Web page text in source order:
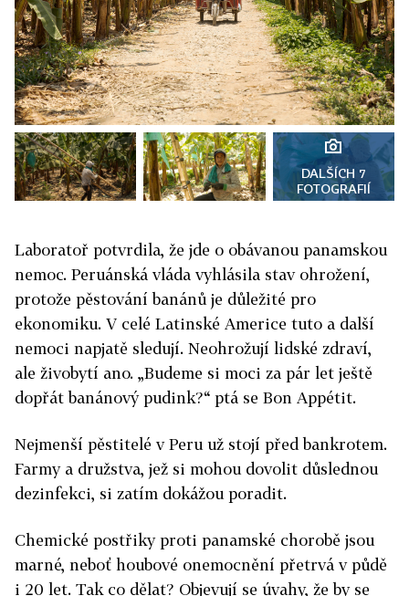
DALŠÍCH 7
FOTOGRAFIÍ
Laboratoř potvrdila, že jde o obávanou panamskou
nemoc. Peruánská vláda vyhlásila stav ohrožení,
protože pěstování banánů je důležité pro
ekonomiku. V celé Latinské Americe tuto a další
nemoci napjatě sledují. Neohrožují lidské zdraví,
ale živobytí ano. „Budeme si moci za pár let ještě
dopřát banánový pudink?“ ptá se Bon Appétit.
Nejmenší pěstitelé v Peru už stojí před bankrotem.
Farmy a družstva, jež si mohou dovolit důslednou
dezinfekci, si zatím dokážou poradit.
Chemické postřiky proti panamské chorobě jsou
marné, neboť houbové onemocnění přetrvá v půdě
i 20 let. Tak co dělat? Objevují se úvahy, že by se